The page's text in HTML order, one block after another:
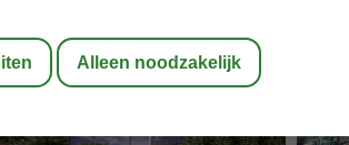
Hotel JVC
en ontbijt-Hotel